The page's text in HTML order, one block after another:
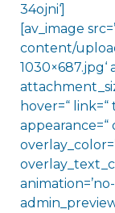
34ojni‘]
[av_image
content/
1030×687.jpg‘
hover=“
appearance=“